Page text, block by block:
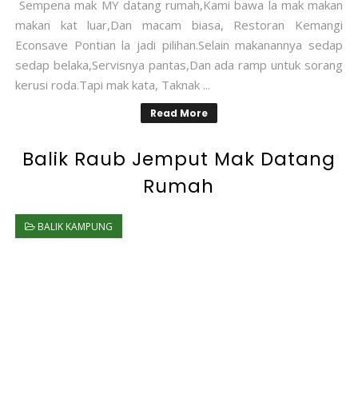
Sempena mak MY datang rumah,Kami bawa la mak makan
makan kat luar,Dan macam biasa, Restoran Kemangi
Econsave Pontian la jadi pilihan.Selain makanannya sedap
sedap belaka,Servisnya pantas,Dan ada ramp untuk sorang
kerusi roda.Tapi mak kata, Taknak ...
Read More
Balik Raub Jemput Mak Datang
Rumah
BALIK KAMPUNG